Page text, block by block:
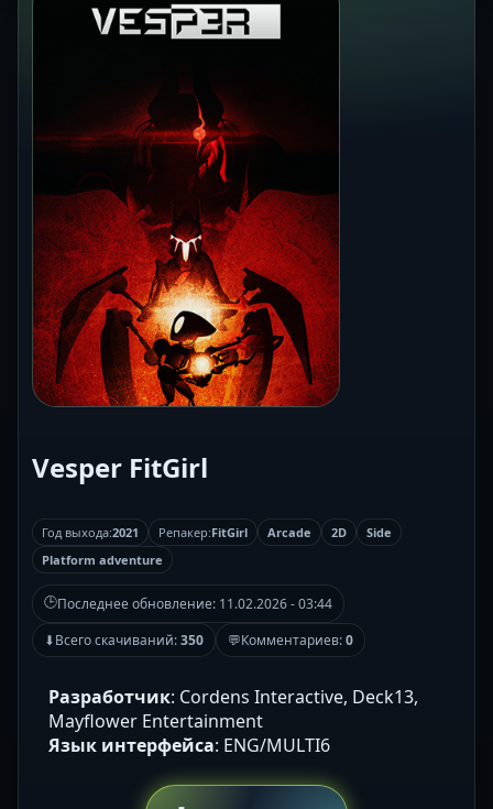
Vesper FitGirl
Год выхода:2021 Репакер:FitGirl Arcade 2D
Side
Platform adventure
🕒Последнее обновление: 11.02.2026 - 03:44
⬇Всего скачиваний:350 💬Комментариев:0
Разработчик: Cordens Interactive, Deck13,
Mayflower Entertainment
Язык интерфейса: ENG/MULTI6